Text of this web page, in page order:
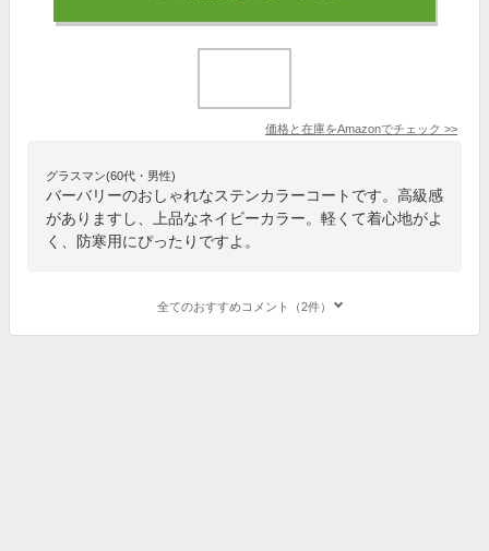
価格と在庫をAmazonでチェック >>
グラスマン(60代・男性)
バーバリーのおしゃれなステンカラーコートです。高級感
がありますし、上品なネイビーカラー。軽くて着心地がよ
く、防寒用にぴったりですよ。
全てのおすすめコメント（2件）